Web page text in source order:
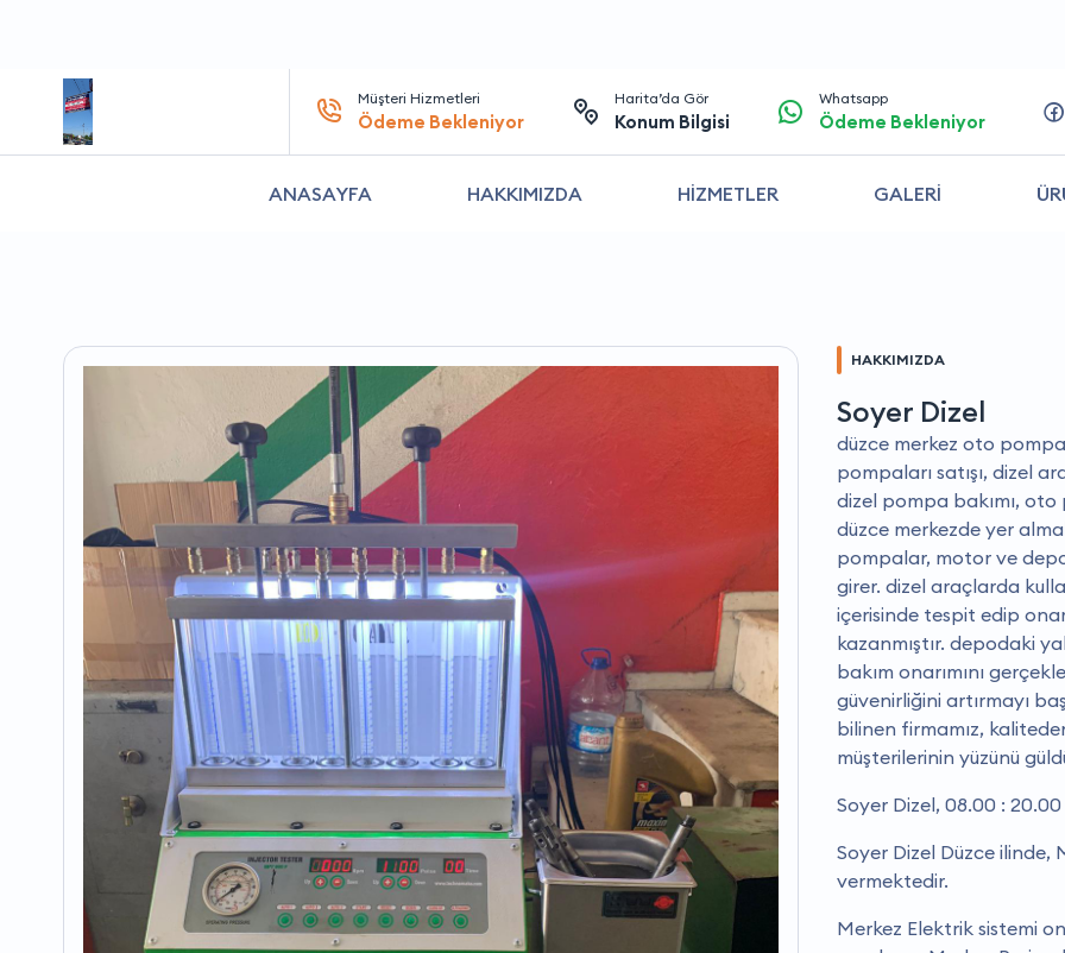
Müşteri Hizmetleri
Ödeme Bekleniyor
Harita’da Gör
Konum Bilgisi
Whatsapp
Ödeme Bekleniyor
ANASAYFA HAKKIMIZDA HİZMETLER GALERİ
HAKKIMIZDA
Soyer Dizel
düzce merkez oto
pompaları satışı, dizel
dizel pompa bakımı, oto
düzce merkezde yer
pompalar, motor ve
girer. dizel araçlarda
içerisinde tespit edip
kazanmıştır. depodaki
bakım onarımını
güvenirliğini artırmayı
bilinen firmamız,
müşterilerinin yüzünü
Soyer Dizel, 08.00 :
Soyer Dizel Düzce ilinde,
vermektedir.
Merkez Elektrik sistemi